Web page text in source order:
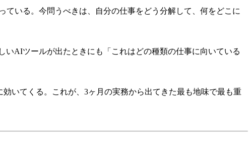
ている。今問うべきは、自分の仕事をどう分解して、何をどこに
いAIツールが出たときにも「これはどの種類の仕事に向いている
いてくる。これが、3ヶ月の実務から出てきた最も地味で最も重